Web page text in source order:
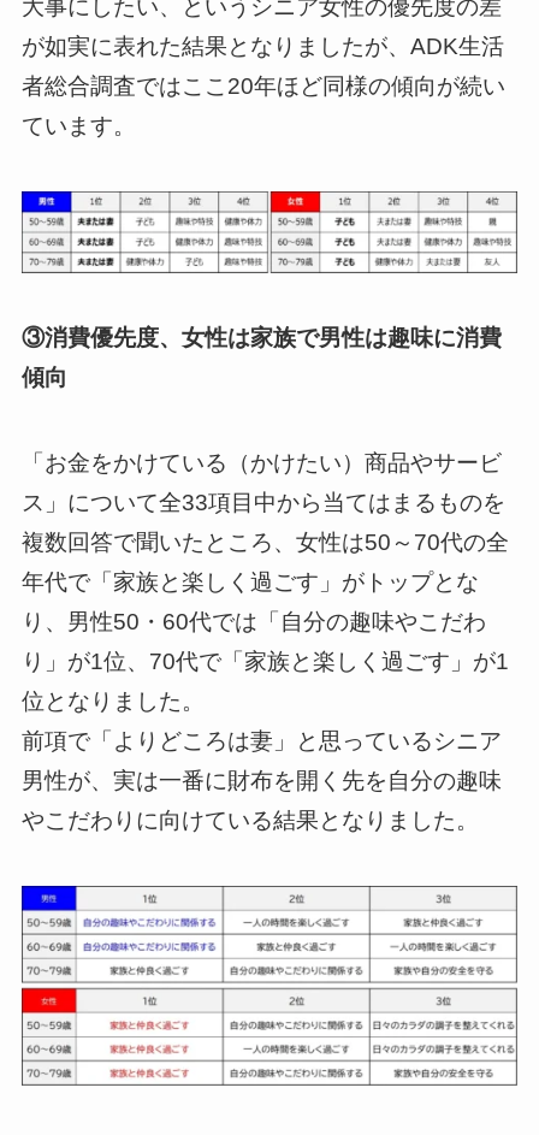
大事にしたい、というシニア女性の優先度の差
が如実に表れた結果となりましたが、ADK生活
者総合調査ではここ20年ほど同様の傾向が続い
ています。
③消費優先度、女性は家族で男性は趣味に消費
傾向
「お金をかけている（かけたい）商品やサービ
ス」について全33項目中から当てはまるものを
複数回答で聞いたところ、女性は50～70代の全
年代で「家族と楽しく過ごす」がトップとな
り、男性50・60代では「自分の趣味やこだわ
り」が1位、70代で「家族と楽しく過ごす」が1
位となりました。
前項で「よりどころは妻」と思っているシニア
男性が、実は一番に財布を開く先を自分の趣味
やこだわりに向けている結果となりました。